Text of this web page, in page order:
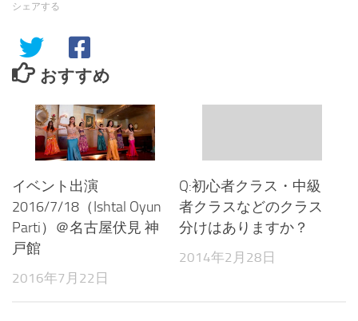
シェアする
おすすめ
イベント出演
2016/7/18（Ishtal Oyun
Parti）＠名古屋伏見 神
戸館
2016年7月22日
Q:初心者クラス・中級
者クラスなどのクラス
分けはありますか？
2014年2月28日